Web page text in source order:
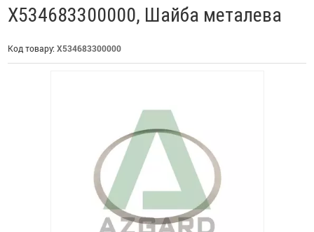
X534683300000, Шайба металева
Код товару: X534683300000